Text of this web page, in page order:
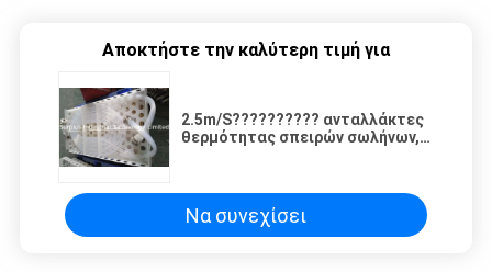
Αποκτήστε την καλύτερη τιμή για
2.5m/S?????????? ανταλλάκτες
θερμότητας σπειρών σωλήνων,
Να συνεχίσει